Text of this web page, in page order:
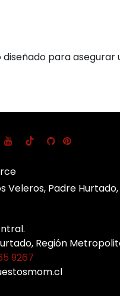
para
Veleros, Padre
Región
9267